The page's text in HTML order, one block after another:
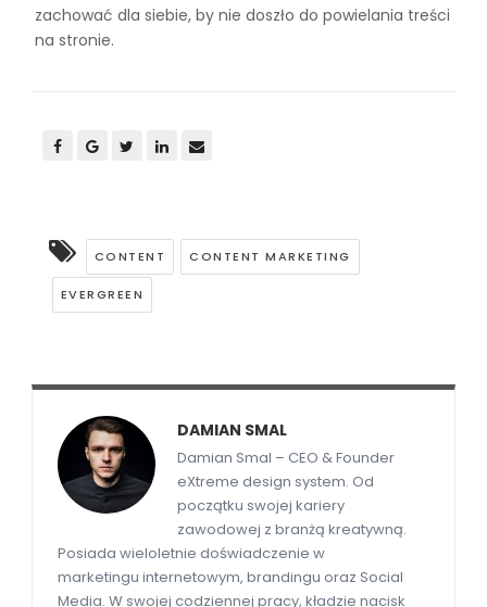
zachować dla siebie, by nie doszło do powielania treści
na stronie.
CONTENT CONTENT MARKETING
EVERGREEN
DAMIAN SMAL
Damian Smal – CEO & Founder
eXtreme design system. Od
początku swojej kariery
zawodowej z branżą kreatywną.
Posiada wieloletnie doświadczenie w
marketingu internetowym, brandingu oraz Social
Media. W swojej codziennej pracy, kładzie nacisk